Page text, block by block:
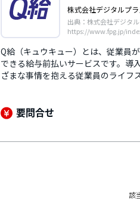
株式会社デジタルプラ
出典：株式会社デジタ
https://www.fpg.jp/
Q給（キュウキュー）とは、従業員
できる給与前払いサービスです。導
ざまな事情を抱える従業員のライフ
ムと自動連携できるほか、英語や
要問合せ
該